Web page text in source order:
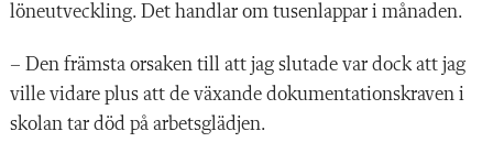
löneutveckling. Det handlar om tusenlappar i månaden.
– Den främsta orsaken till att jag slutade var dock att jag
ville vidare plus att de växande dokumentationskraven i
skolan tar död på arbetsglädjen.